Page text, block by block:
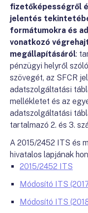
fizetőképességről
jelentés
formátumokra és
vonatkozó
megállapításáról:
pénzügyi helyről
szövegét, az SFCR
adatszolgáltatási
mellékletet és az
adatszolgáltatási
tartalmazó 2. és 3.
A 2015/2452 ITS és
hivatalos lapjának
2015/2452 ITS
Módosító ITS
Módosító ITS